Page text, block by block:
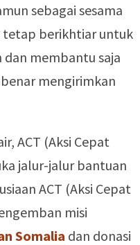
sebagai sesama
tetap berikhtiar untuk
membantu saja
mengirimkan
ACT (Aksi Cepat
jalur-jalur bantuan
ACT (Aksi Cepat
misi
Somalia dan donasi